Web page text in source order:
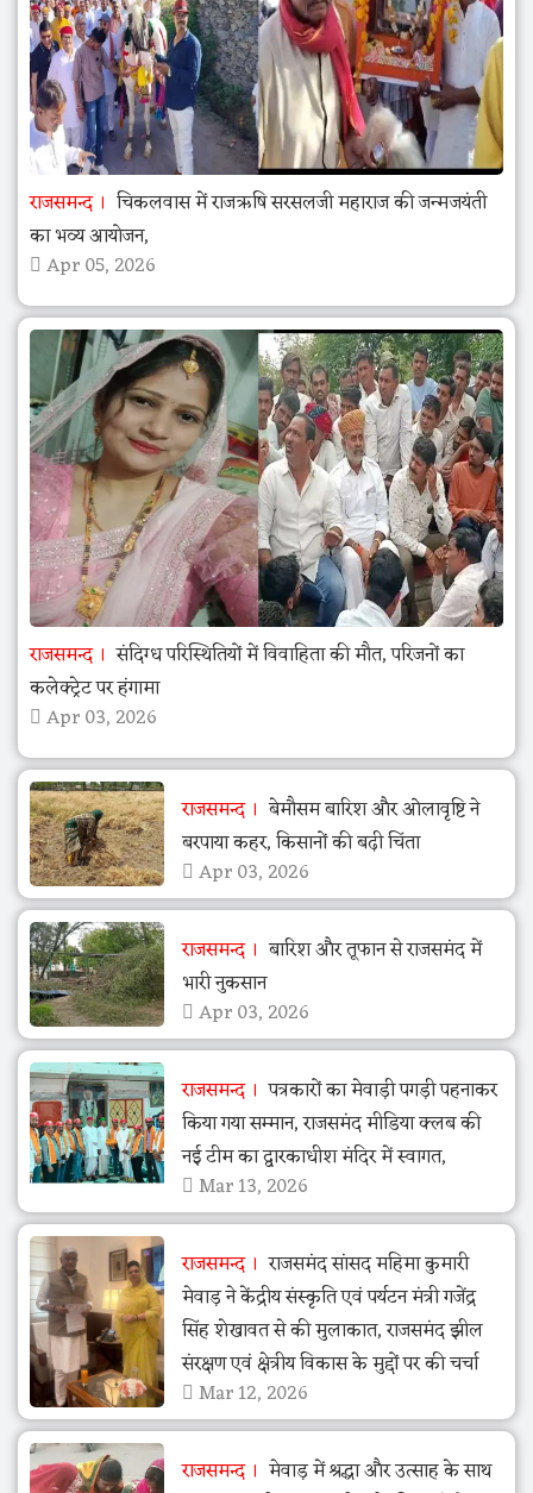
राजसमन्द
चिकलवास में राजऋषि सरसलजी महाराज की जन्मजयंती
का भव्य आयोजन,
Apr 05, 2026
राजसमन्द
संदिग्ध परिस्थितियों में विवाहिता की मौत, परिजनों का
कलेक्ट्रेट पर हंगामा
Apr 03, 2026
राजसमन्द
बेमौसम बारिश और ओलावृष्टि ने
बरपाया कहर, किसानों की बढ़ी चिंता
Apr 03, 2026
राजसमन्द
बारिश और तूफान से राजसमंद में
भारी नुकसान
Apr 03, 2026
राजसमन्द
पत्रकारों का मेवाड़ी पगड़ी पहनाकर
किया गया सम्मान, राजसमंद मीडिया क्लब की
नई टीम का द्वारकाधीश मंदिर में स्वागत,
Mar 13, 2026
राजसमन्द
राजसमंद सांसद महिमा कुमारी
मेवाड़ ने केंद्रीय संस्कृति एवं पर्यटन मंत्री गजेंद्र
सिंह शेखावत से की मुलाकात, राजसमंद झील
संरक्षण एवं क्षेत्रीय विकास के मुद्दों पर की चर्चा
Mar 12, 2026
राजसमन्द
मेवाड़ में श्रद्धा और उत्साह के साथ